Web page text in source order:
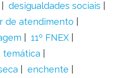
desigualdades sociais
de atendimento
11º FNEX
temática
enchente